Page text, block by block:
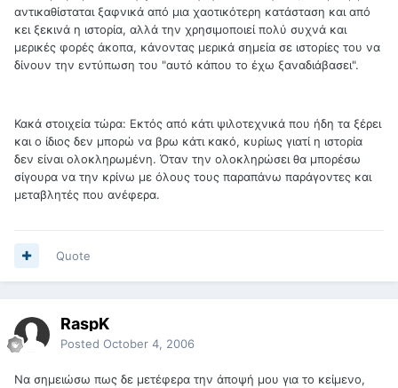
αντικαθίσταται ξαφνικά από μια χαοτικότερη κατάσταση και από
κει ξεκινά η ιστορία, αλλά την χρησιμοποιεί πολύ συχνά και
μερικές φορές άκοπα, κάνοντας μερικά σημεία σε ιστορίες του να
δίνουν την εντύπωση του "αυτό κάπου το έχω ξαναδιάβασει".
Κακά στοιχεία τώρα: Εκτός από κάτι ψιλοτεχνικά που ήδη τα ξέρει
και ο ίδιος δεν μπορώ να βρω κάτι κακό, κυρίως γιατί η ιστορία
δεν είναι ολοκληρωμένη. Όταν την ολοκληρώσει θα μπορέσω
σίγουρα να την κρίνω με όλους τους παραπάνω παράγοντες και
μεταβλητές που ανέφερα.
Quote
RaspK
Posted October 4, 2006
Να σημειώσω πως δε μετέφερα την άποψή μου για το κείμενο,